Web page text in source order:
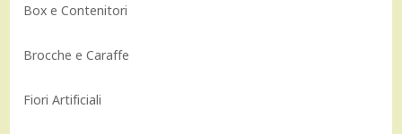
Box e Contenitori
Brocche e Caraffe
Fiori Artificiali